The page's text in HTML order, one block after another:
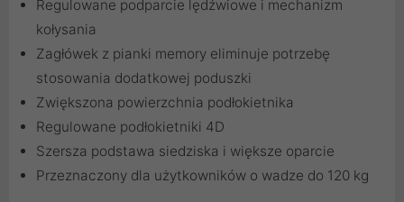
Regulowane podparcie lędźwiowe i mechanizm
kołysania
Zagłówek z pianki memory eliminuje potrzebę
stosowania dodatkowej poduszki
Zwiększona powierzchnia podłokietnika
Regulowane podłokietniki 4D
Szersza podstawa siedziska i większe oparcie
Przeznaczony dla użytkowników o wadze do 120 kg